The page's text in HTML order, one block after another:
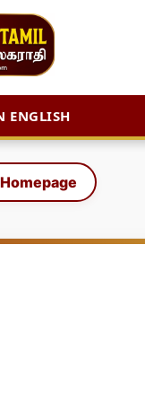
ENGLISH